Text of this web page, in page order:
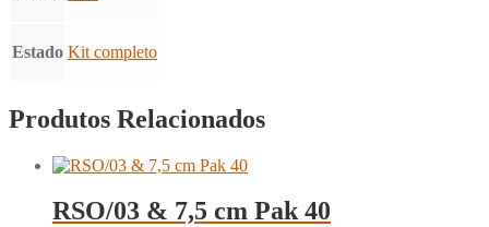
Estado Kit completo
Produtos Relacionados
RSO/03 & 7,5 cm Pak 40